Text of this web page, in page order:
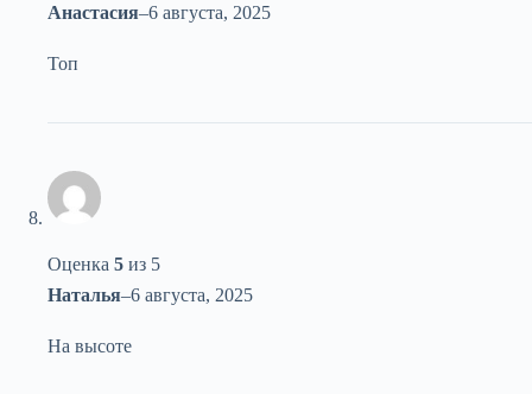
Анастасия–6 августа, 2025
Топ
Оценка 5 из 5
Наталья–6 августа, 2025
На высоте